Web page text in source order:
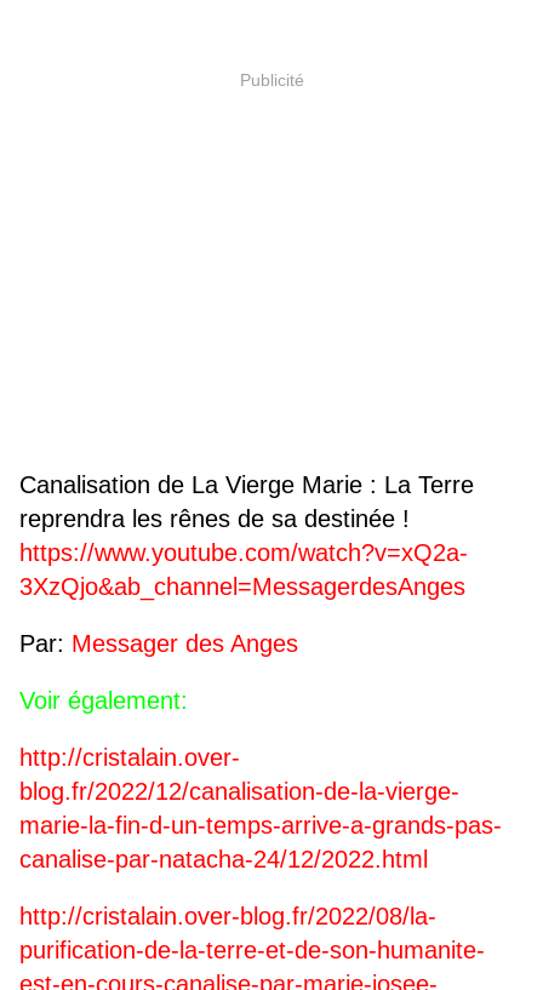
Publicité
Canalisation de La Vierge Marie : La Terre
reprendra les rênes de sa destinée !
https://www.youtube.com/watch?v=xQ2a-
3XzQjo&ab_channel=MessagerdesAnges
Par: Messager des Anges
Voir également:
http://cristalain.over-
blog.fr/2022/12/canalisation-de-la-vierge-
marie-la-fin-d-un-temps-arrive-a-grands-pas-
canalise-par-natacha-24/12/2022.html
http://cristalain.over-blog.fr/2022/08/la-
purification-de-la-terre-et-de-son-humanite-
est-en-cours-canalise-par-marie-josee-